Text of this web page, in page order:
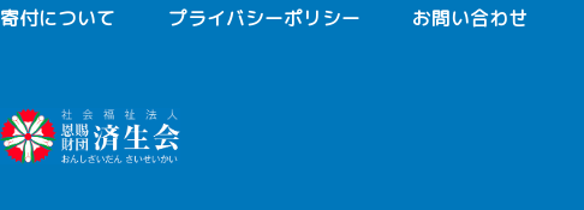
寄付について
プライバシーポリシー お問い合わせ